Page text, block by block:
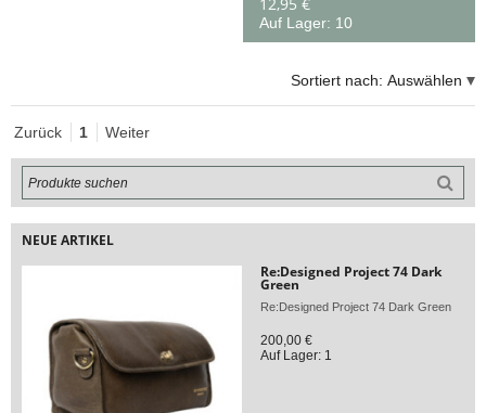
Auf Lager: 10
Sortiert nach: Auswählen
Zurück 1 Weiter
NEUE ARTIKEL
Re:Designed Project 74 Dark
Green
Re:Designed Project 74 Dark Green
200,00 €
Auf Lager: 1